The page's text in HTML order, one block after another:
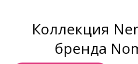
Коллекция
бренда